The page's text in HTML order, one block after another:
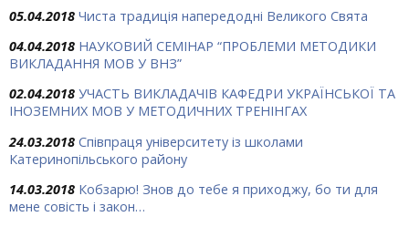
05.04.2018 Чиста традиція напередодні Великого Свята
04.04.2018 НАУКОВИЙ СЕМІНАР “ПРОБЛЕМИ МЕТОДИКИ
ВИКЛАДАННЯ МОВ У ВНЗ”
02.04.2018 УЧАСТЬ ВИКЛАДАЧІВ КАФЕДРИ УКРАЇНСЬКОЇ ТА
ІНОЗЕМНИХ МОВ У МЕТОДИЧНИХ ТРЕНІНГАХ
24.03.2018 Співпраця університету із школами
Катеринопільського району
14.03.2018 Кобзарю! Знов до тебе я приходжу, бо ти для
мене совість і закон…